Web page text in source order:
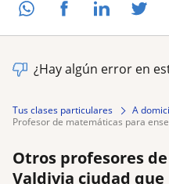
¿Hay algún error en
Tus clases particulares A
profesor de matemáticas para
Otros profesores
Valdivia ciudad